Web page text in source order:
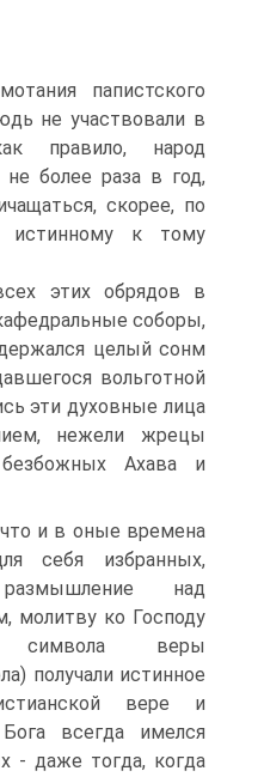
папистского
не участвовали в
правило, народ
более раза в год,
скорее, по
истинному к тому
этих обрядов в
соборы,
целый сонм
вольготной
эти духовные лица
нежели жрецы
Ахава и
и в оные времена
себя избранных,
над
молитву ко Господу
символа веры
получали истинное
вере и
всегда имелся
- даже тогда, когда